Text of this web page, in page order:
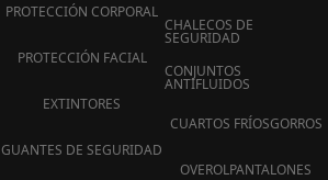
PROTECCIÓN CORPORAL
PROTECCIÓN FACIAL
EXTINTORES
GUANTES DE SEGURIDAD
CHALECOS DE
SEGURIDAD
CONJUNTOS
ANTIFLUIDOS
CUARTOS FRÍOSGORROS
OVEROLPANTALONES